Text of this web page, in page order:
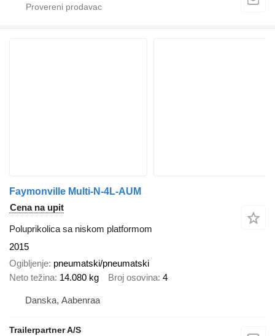
Faymonville Multi-N-4L-AUM
Cena na upit
Poluprikolica sa niskom platformom
2015
Ogibljenje pneumatski/pneumatski
Neto težina 14.080 kg Broj osovina 4
Danska, Aabenraa
Trailerpartner A/S